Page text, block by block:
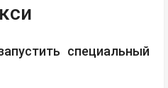
специальный